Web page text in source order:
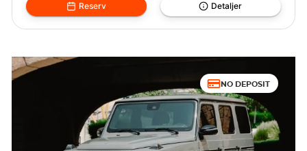
Reserv Detaljer
NO DEPOSIT